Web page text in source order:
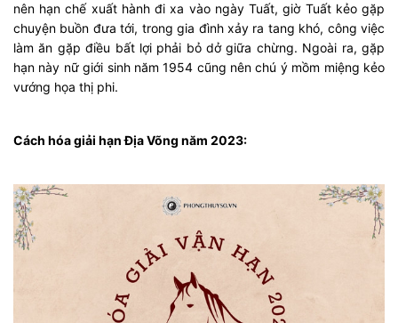
nên hạn chế xuất hành đi xa vào ngày Tuất, giờ Tuất kẻo gặp
chuyện buồn đưa tới, trong gia đình xảy ra tang khó, công việc
làm ăn gặp điều bất lợi phải bỏ dở giữa chừng. Ngoài ra, gặp
hạn này nữ giới sinh năm 1954 cũng nên chú ý mồm miệng kẻo
vướng họa thị phi.
Cách hóa giải hạn Địa Võng năm 2023: